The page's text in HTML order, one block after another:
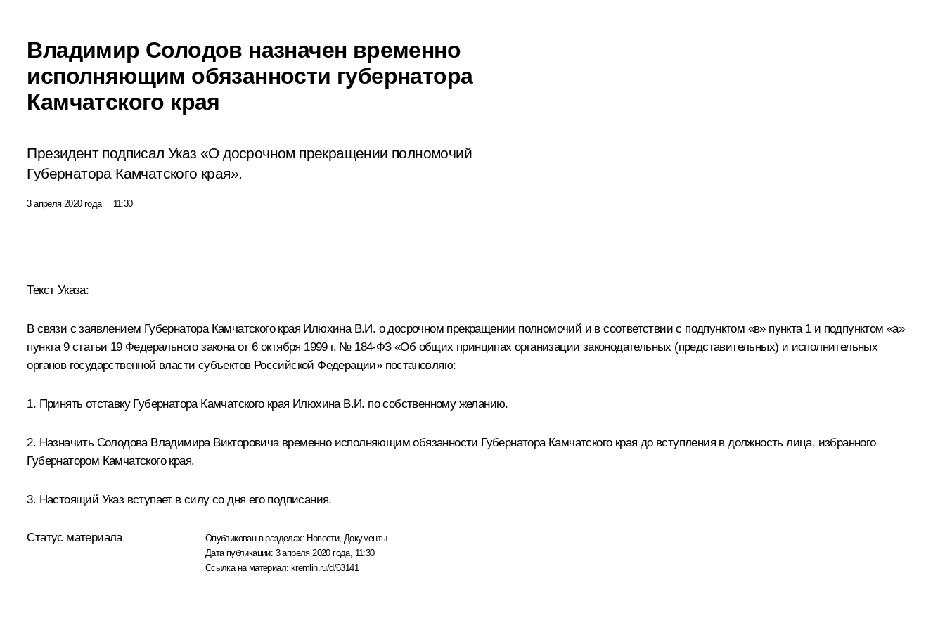
Владимир Солодов назначен временно
исполняющим обязанности губернатора
Камчатского края
Президент подписал Указ «О досрочном прекращении полномочий
Губернатора Камчатского края».
3 апреля 2020 года 11:30
Текст Указа:
В связи с заявлением Губернатора Камчатского края Илюхина В.И. о досрочном прекращении полномочий и в соответствии с подпунктом «в» пункта 1 и подпунктом «а»
пункта 9 статьи 19 Федерального закона от 6 октября 1999 г. № 184-ФЗ «Об общих принципах организации законодательных (представительных) и исполнительных
органов государственной власти субъектов Российской Федерации» постановляю:
1. Принять отставку Губернатора Камчатского края Илюхина В.И. по собственному желанию.
2. Назначить Солодова Владимира Викторовича временно исполняющим обязанности Губернатора Камчатского края до вступления в должность лица, избранного
Губернатором Камчатского края.
3. Настоящий Указ вступает в силу со дня его подписания.
Статус материала Опубликован в разделах: Новости, Документы
Дата публикации: 3 апреля 2020 года, 11:30
Ссылка на материал: kremlin.ru/d/63141